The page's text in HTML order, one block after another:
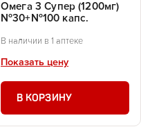
Омега 3 Супер (1200мг)
№30+№100 капс.
В наличии в 1 аптеке
Показать цену
В КОРЗИНУ